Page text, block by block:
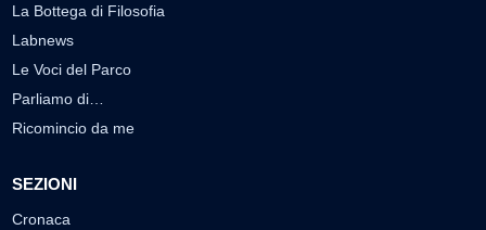
La Bottega di Filosofia
Labnews
Le Voci del Parco
Parliamo di…
Ricomincio da me
SEZIONI
Cronaca